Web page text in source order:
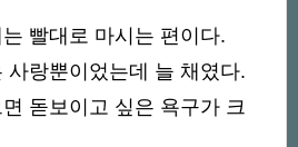
빨대로 마시는 편이다.
랑뿐이었는데 늘 채였다.
돋보이고 싶은 욕구가 크